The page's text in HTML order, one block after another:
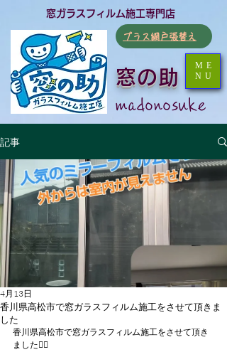
窓の助
​窓ガラスフィルム施工専門店
​madonosuke
​プラス網戸張替え
ME
NU
記事
香川県高松市で窓ガラスフィルム施工をさせて頂きま
した
4月13日
香川県高松市で窓ガラスフィルム施工をさせて頂き
ました🙇‍♂